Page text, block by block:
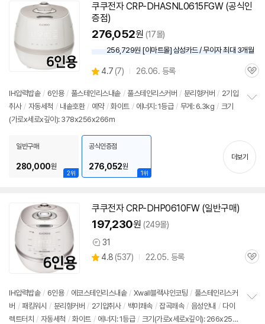
쿠쿠전자 CRP-DHASNL0615FGW (공식인
증점)
276,052원 (17몰)
256,729원 [이마트몰] 삼성카드 / 무이자 최대 3개월
별
점
4.7 (상
리
뷰
7) 26.06. 등록
관
IH압력밥솥 / 6인용 / 풀스테인리스내솥 / 풀스테인리스커버 / 분리형커버 / 2기압
취사 / 자동세척 / 내솥호환 / 예약 / 화이트 / 에너지: 1등급 / 무게: 6.3kg / 크기
(가로x세로x깊이): 378x256x266m
기
2위
일반구매
280,000원
1위
공식인증점
276,052원
더보기
쿠쿠전자 CRP-DHP0610FW (일반구매)
197,230원 (249몰)
상
품
31
별
4.8 (상
뷰
537) 22.05. 등록
관
IH압력밥솥 / 6인용 / 에코스테인리스내솥 / Xwall블랙샤인코팅 / 풀스테인리스커
버 / 패킹워시 / 분리형커버 / 2기압취사 / 백미쾌속 / 잡곡쾌속 / 음성안내 / 다이
렉트터치 / 자동세척 / 화이트 / 에너지: 1등급 / 크기(가로x세로x깊이): 266x256